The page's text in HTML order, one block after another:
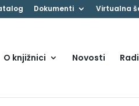
Dokumenti Virtualna
O knjižnici Novosti